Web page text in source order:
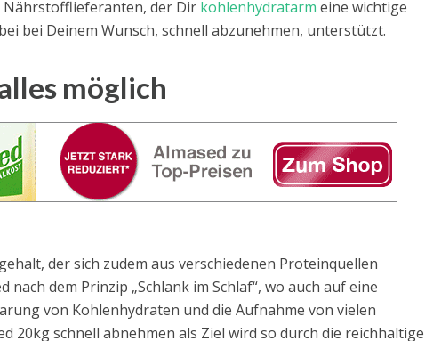
Nährstofflieferanten, der Dir kohlenhydratarm eine wichtige
bei Deinem Wunsch, schnell abzunehmen, unterstützt.
möglich
der sich zudem aus verschiedenen Proteinquellen
dem Prinzip „Schlank im Schlaf“, wo auch auf eine
von Kohlenhydraten und die Aufnahme von vielen
20kg schnell abnehmen als Ziel wird so durch die reichhaltige